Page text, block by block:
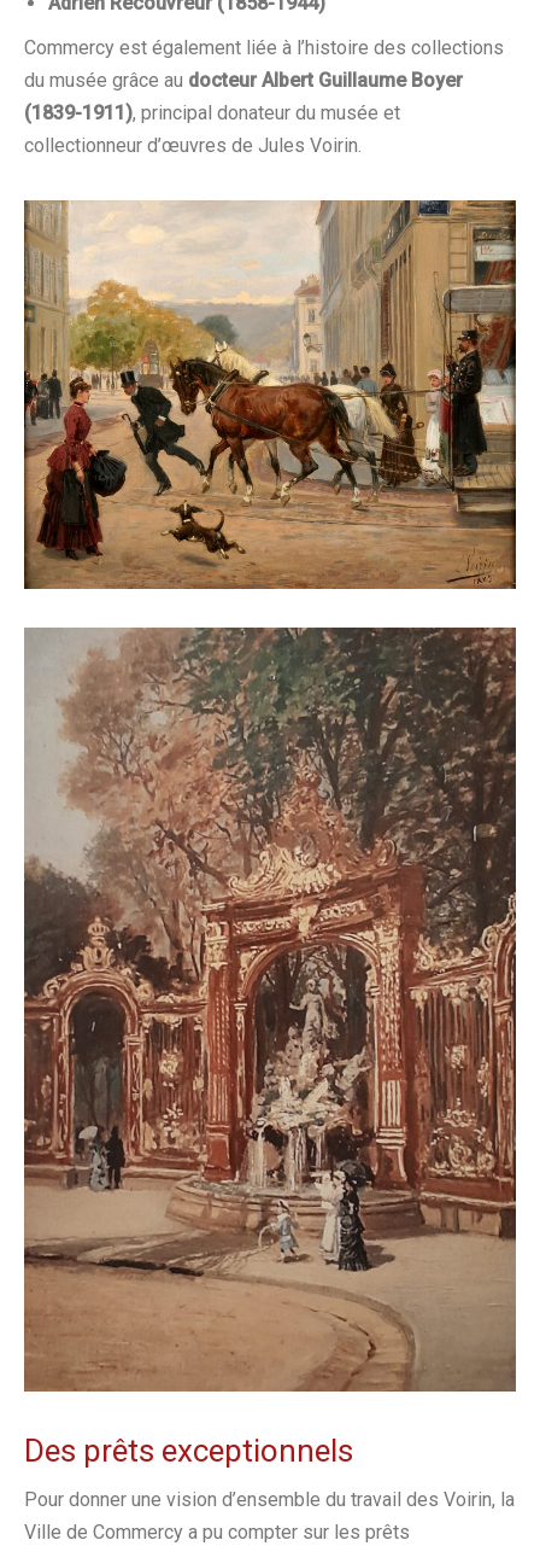
Commercy est également liée à l’histoire des collections
du musée grâce au docteur Albert Guillaume Boyer
(1839-1911), principal donateur du musée et
collectionneur d’œuvres de Jules Voirin.
Des prêts exceptionnels
Pour donner une vision d’ensemble du travail des Voirin, la
Ville de Commercy a pu compter sur les prêts